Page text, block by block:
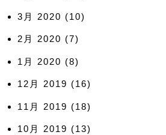
3月 2020 (10)
2月 2020 (7)
1月 2020 (8)
12月 2019 (16)
11月 2019 (18)
10月 2019 (13)